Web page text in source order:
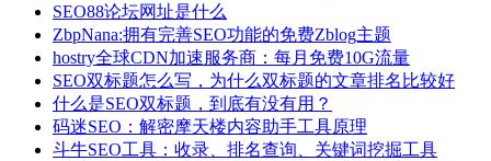
SEO88论坛网址是什么
ZbpNana:拥有完善SEO功能的免费Zblog主题
hostry全球CDN加速服务商：每月免费10G流量
SEO双标题怎么写，为什么双标题的文章排名比较好
什么是SEO双标题，到底有没有用？
码迷SEO：解密摩天楼内容助手工具原理
斗牛SEO工具：收录、排名查询、关键词挖掘工具